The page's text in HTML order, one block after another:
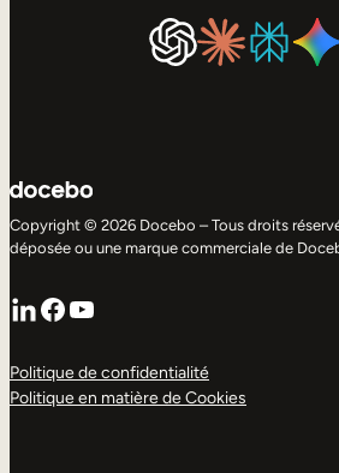
Copyright © 2026 Docebo – Tous droits
déposée ou une marque commerciale de
LinkedIn
Facebook
YouTube
Politique de confidentialité
Politique en matière de Cookies